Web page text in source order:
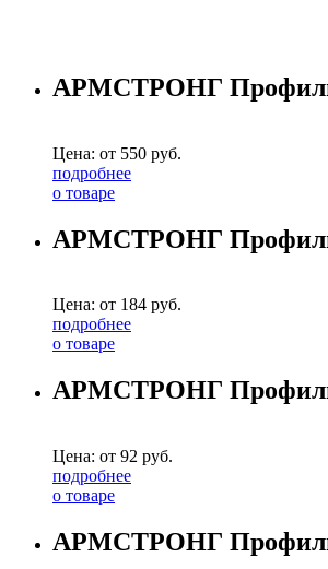
АРМСТРОНГ Профиль
Цена: от 550 руб.
подробнее
о товаре
АРМСТРОНГ Профиль
Цена: от 184 руб.
подробнее
о товаре
АРМСТРОНГ Профиль
Цена: от 92 руб.
подробнее
о товаре
АРМСТРОНГ Профиль